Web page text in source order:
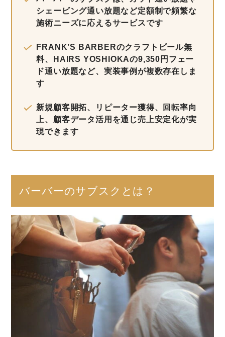
シェービング通い放題など定額制で頻繁な
施術ニーズに応えるサービスです
FRANK’S BARBERのクラフトビール無
料、HAIRS YOSHIOKAの9,350円フェー
ド通い放題など、実装事例が複数存在しま
す
新規顧客開拓、リピーター獲得、回転率向
上、顧客データ活用を通じ売上安定化が実
現できます
バーバーのサブスクとは？